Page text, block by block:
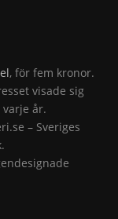
, för fem kronor.
visade sig
år.
– Sveriges